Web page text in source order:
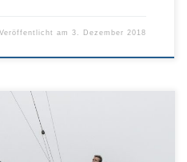
Veröffentlicht am3. Dezember 2018
Deutschen